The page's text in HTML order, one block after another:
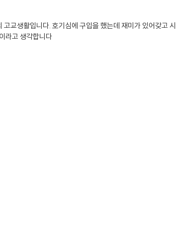
교생활입니다. 호기심에 구입을 했는데 재미가 있어갖고
라고 생각합니다